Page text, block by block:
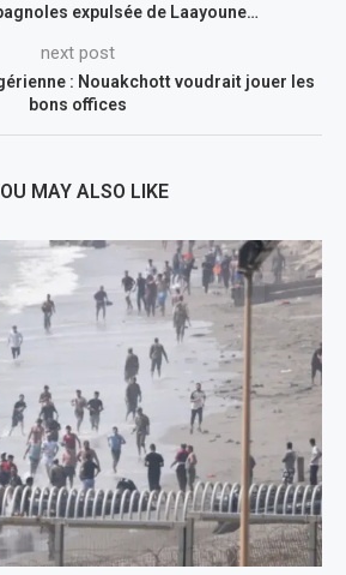
expulsée de Laayoune…
next post
: Nouakchott voudrait jouer les
bons offices
MAY ALSO LIKE